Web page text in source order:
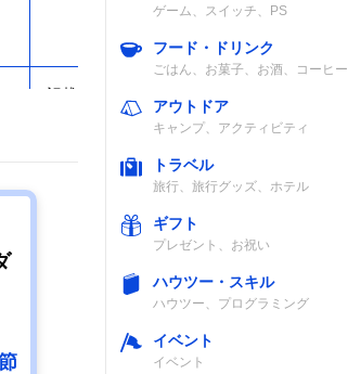
記載未確認
ゲーム、スイッチ、PS
フード・ドリンク
ごはん、お菓子、お酒、コーヒー
アウトドア
キャンプ、アクティビティ
トラベル
旅行、旅行グッズ、ホテル
ギフト
プレゼント、お祝い
ハウツー・スキル
ハウツー、プログラミング
イベント
イベント